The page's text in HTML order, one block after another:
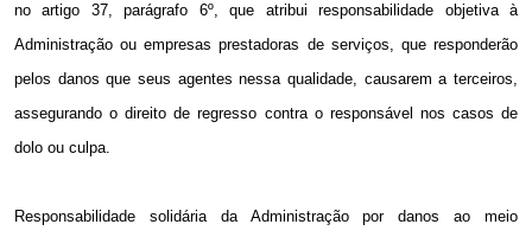
no artigo 37, parágrafo 6º, que atribui responsabilidade objetiva à
Administração ou empresas prestadoras de serviços, que responderão
pelos danos que seus agentes nessa qualidade, causarem a terceiros,
assegurando o direito de regresso contra o responsável nos casos de
dolo ou culpa.
Responsabilidade solidária da Administração por danos ao meio